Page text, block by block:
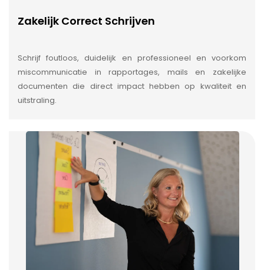
Zakelijk Correct Schrijven
Schrijf foutloos, duidelijk en professioneel en voorkom
miscommunicatie in rapportages, mails en zakelijke
documenten die direct impact hebben op kwaliteit en
uitstraling.